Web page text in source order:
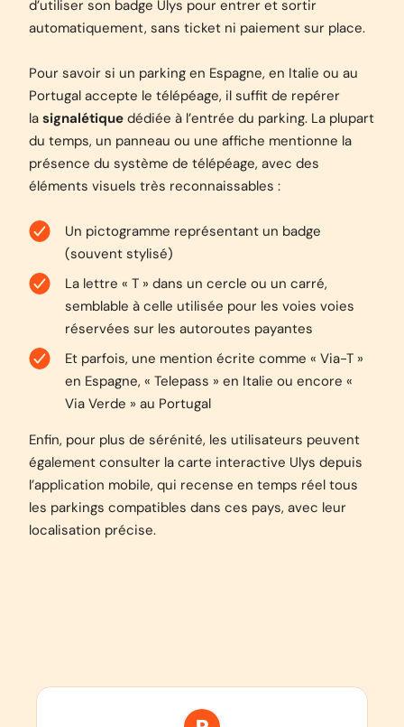
d’utiliser son badge Ulys pour entrer et sortir
automatiquement, sans ticket ni paiement sur place.
Pour savoir si un parking en Espagne, en Italie ou au
Portugal accepte le télépéage, il suffit de repérer
la signalétique dédiée à l’entrée du parking. La plupart
du temps, un panneau ou une affiche mentionne la
présence du système de télépéage, avec des
éléments visuels très reconnaissables :
Un pictogramme représentant un badge
(souvent stylisé)
La lettre « T » dans un cercle ou un carré,
semblable à celle utilisée pour les voies voies
réservées sur les autoroutes payantes
Et parfois, une mention écrite comme « Via-T »
en Espagne, « Telepass » en Italie ou encore «
Via Verde » au Portugal
Enfin, pour plus de sérénité, les utilisateurs peuvent
également consulter la carte interactive Ulys depuis
l’application mobile, qui recense en temps réel tous
les parkings compatibles dans ces pays, avec leur
localisation précise.